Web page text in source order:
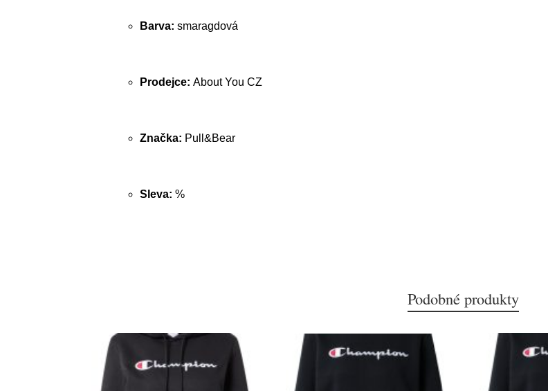
Barva: smaragdová
Prodejce: About You CZ
Značka: Pull&Bear
Sleva: %
Podobné produkty